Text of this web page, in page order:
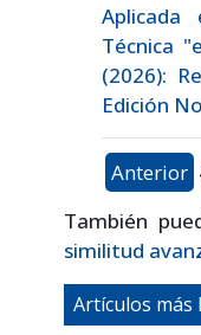
Técnica
(2026):
Edición
Anterior
También
similitud
Artículos más